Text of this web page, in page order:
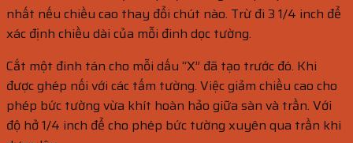
nhất nếu chiều cao thay đổi chút nào. Trừ đi 3 1/4 inch để
xác định chiều dài của mỗi đinh dọc tường.
Cắt một đinh tán cho mỗi dấu “X” đã tạo trước đó. Khi
được ghép nối với các tấm tường. Việc giảm chiều cao cho
phép bức tường vừa khít hoàn hảo giữa sàn và trần. Với
độ hở 1/4 inch để cho phép bức tường xuyên qua trần khi